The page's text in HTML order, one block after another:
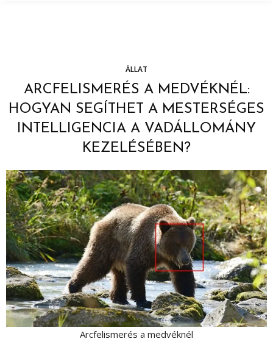
ÁLLAT
ARCFELISMERÉS A MEDVÉKNÉL:
HOGYAN SEGÍTHET A MESTERSÉGES
INTELLIGENCIA A VADÁLLOMÁNY
KEZELÉSÉBEN?
Arcfelismerés a medvéknél